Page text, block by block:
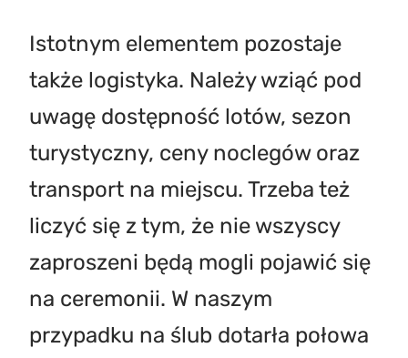
Istotnym elementem pozostaje
także logistyka. Należy wziąć pod
uwagę dostępność lotów, sezon
turystyczny, ceny noclegów oraz
transport na miejscu. Trzeba też
liczyć się z tym, że nie wszyscy
zaproszeni będą mogli pojawić się
na ceremonii. W naszym
przypadku na ślub dotarła połowa